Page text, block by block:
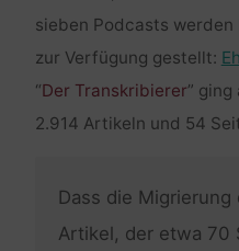
sieben Podcasts
zur Verfügung gestellt:
“Der Transkribierer”
2.914 Artikeln und 54
Dass die
Artikel, der etwa 70